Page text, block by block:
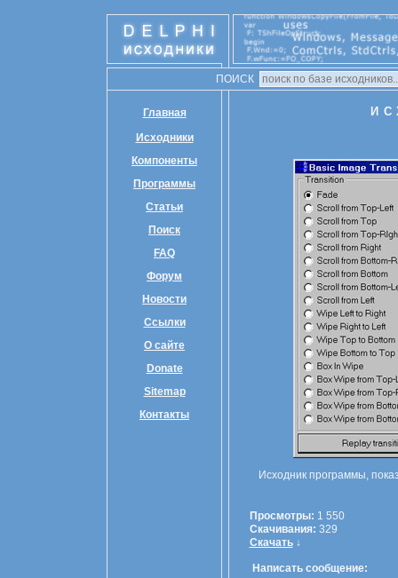
ПОИСК
Исходник программы,
Просмотры: 1 550
Скачивания: 329
Скачать↓
Написать сообщение:
Главная
Исходники
Компоненты
Программы
Статьи
Поиск
FAQ
Форум
Новости
Ссылки
О сайте
Donate
Sitemap
Контакты